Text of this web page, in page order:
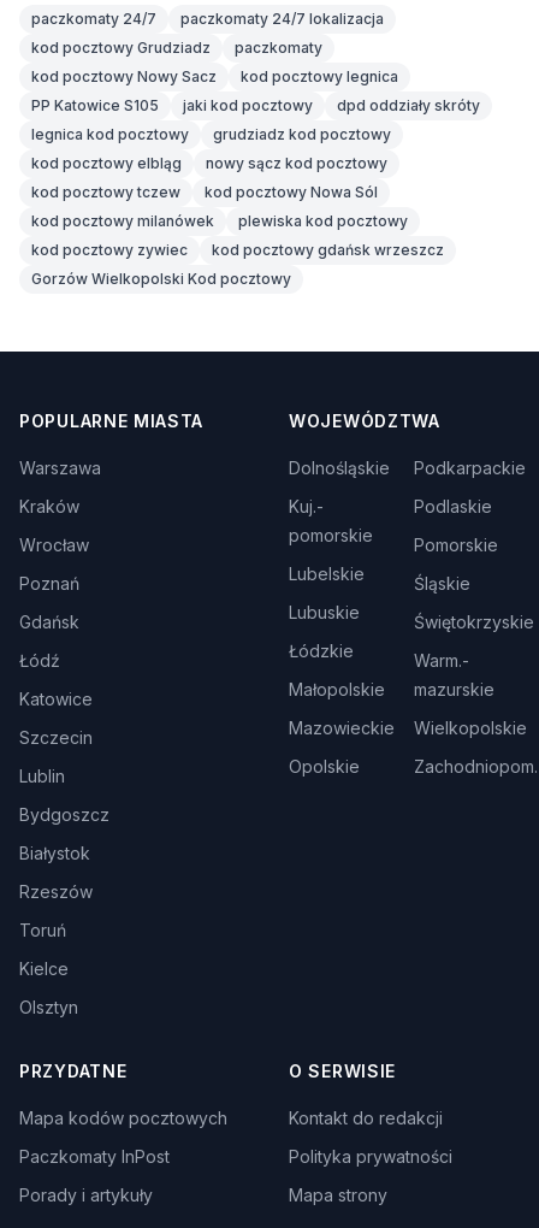
paczkomaty 24/7
paczkomaty 24/7 lokalizacja
kod pocztowy Grudziadz
paczkomaty
kod pocztowy Nowy Sacz
kod pocztowy legnica
PP Katowice S105
jaki kod pocztowy
dpd oddziały skróty
legnica kod pocztowy
grudziadz kod pocztowy
kod pocztowy elbląg
nowy sącz kod pocztowy
kod pocztowy tczew
kod pocztowy Nowa Sól
kod pocztowy milanówek
plewiska kod pocztowy
kod pocztowy zywiec
kod pocztowy gdańsk wrzeszcz
Gorzów Wielkopolski Kod pocztowy
POPULARNE MIASTA
Warszawa
Kraków
Wrocław
Poznań
Gdańsk
Łódź
Katowice
Szczecin
Lublin
Bydgoszcz
Białystok
Rzeszów
Toruń
Kielce
Olsztyn
WOJEWÓDZTWA
Dolnośląskie
Kuj.-
pomorskie
Lubelskie
Lubuskie
Łódzkie
Małopolskie
Mazowieckie
Opolskie
Podkarpackie
Podlaskie
Pomorskie
Śląskie
Świętokrzyskie
Warm.-
mazurskie
Wielkopolskie
Zachodniopom.
PRZYDATNE
Mapa kodów pocztowych
Paczkomaty InPost
Porady i artykuły
O SERWISIE
Kontakt do redakcji
Polityka prywatności
Mapa strony